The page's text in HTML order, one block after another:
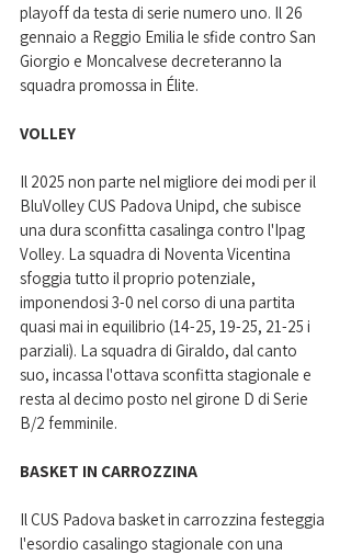
playoff da testa di serie numero uno. Il 26
gennaio a Reggio Emilia le sfide contro San
Giorgio e Moncalvese decreteranno la
squadra promossa in Élite.
VOLLEY
Il 2025 non parte nel migliore dei modi per il
BluVolley CUS Padova Unipd, che subisce
una dura sconfitta casalinga contro l'Ipag
Volley. La squadra di Noventa Vicentina
sfoggia tutto il proprio potenziale,
imponendosi 3-0 nel corso di una partita
quasi mai in equilibrio (14-25, 19-25, 21-25 i
parziali). La squadra di Giraldo, dal canto
suo, incassa l'ottava sconfitta stagionale e
resta al decimo posto nel girone D di Serie
B/2 femminile.
BASKET IN CARROZZINA
Il CUS Padova basket in carrozzina festeggia
l'esordio casalingo stagionale con una